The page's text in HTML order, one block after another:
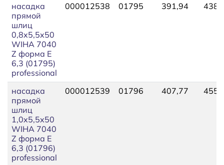
насадка
прямой
шлиц
0,8x5,5x50
WIHA 7040
Z форма E
6,3 (01795)
professional
000012538 01795 391,94
насадка
прямой
шлиц
1,0x5,5x50
WIHA 7040
Z форма E
6,3 (01796)
professional
000012539 01796 407,77